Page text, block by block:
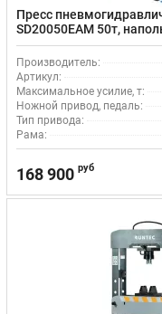
Пресс
SD20050EAM 50т,
пневматическим
цилиндром, лебедкой
Производитель:
Артикул:
Максимальное усилие, т:
Ножной привод, педаль:
Тип привода:
Рама:
168 900 руб